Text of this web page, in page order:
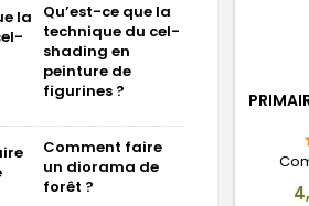
Qu’est-ce que la
technique du cel-
shading en
peinture de
figurines ?
Comment faire
un diorama de
forêt ?